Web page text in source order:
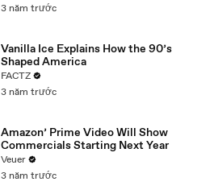
3 năm trước
Vanilla Ice Explains How the 90’s
Shaped America
FACTZ
3 năm trước
Amazon’ Prime Video Will Show
Commercials Starting Next Year
Veuer
3 năm trước